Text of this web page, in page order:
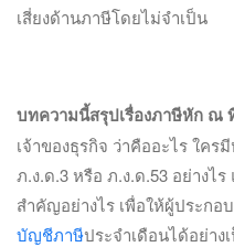
เสี่ยงด้านภาษีโดยไม่จำเป็น
บทความนี้สรุปเรื่องภาษีหัก ณ
เจ้าของธุรกิจ ว่าคืออะไร ใค
ภ.ง.ด.3 หรือ ภ.ง.ด.53 อย่างไ
สำคัญอย่างไร เพื่อให้ผู้ประกอ
บัญชีภาษีประจำเดือนได้อย่าง